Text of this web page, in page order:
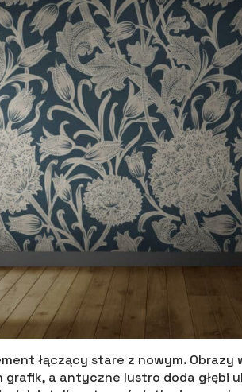
łączący stare z nowym. Obrazy
a antyczne lustro doda głębi